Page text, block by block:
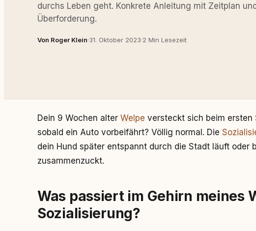
durchs Leben geht. Konkrete Anleitung mit Zeitplan
Überforderung.
Von Roger Klein·31. Oktober 2023·2 Min Lesezeit
Dein 9 Wochen alter Welpe versteckt sich beim ersten
sobald ein Auto vorbeifährt? Völlig normal. Die
dein Hund später entspannt durch die Stadt läuft oder
zusammenzuckt.
Was passiert im Gehirn meines
Sozialisierung?